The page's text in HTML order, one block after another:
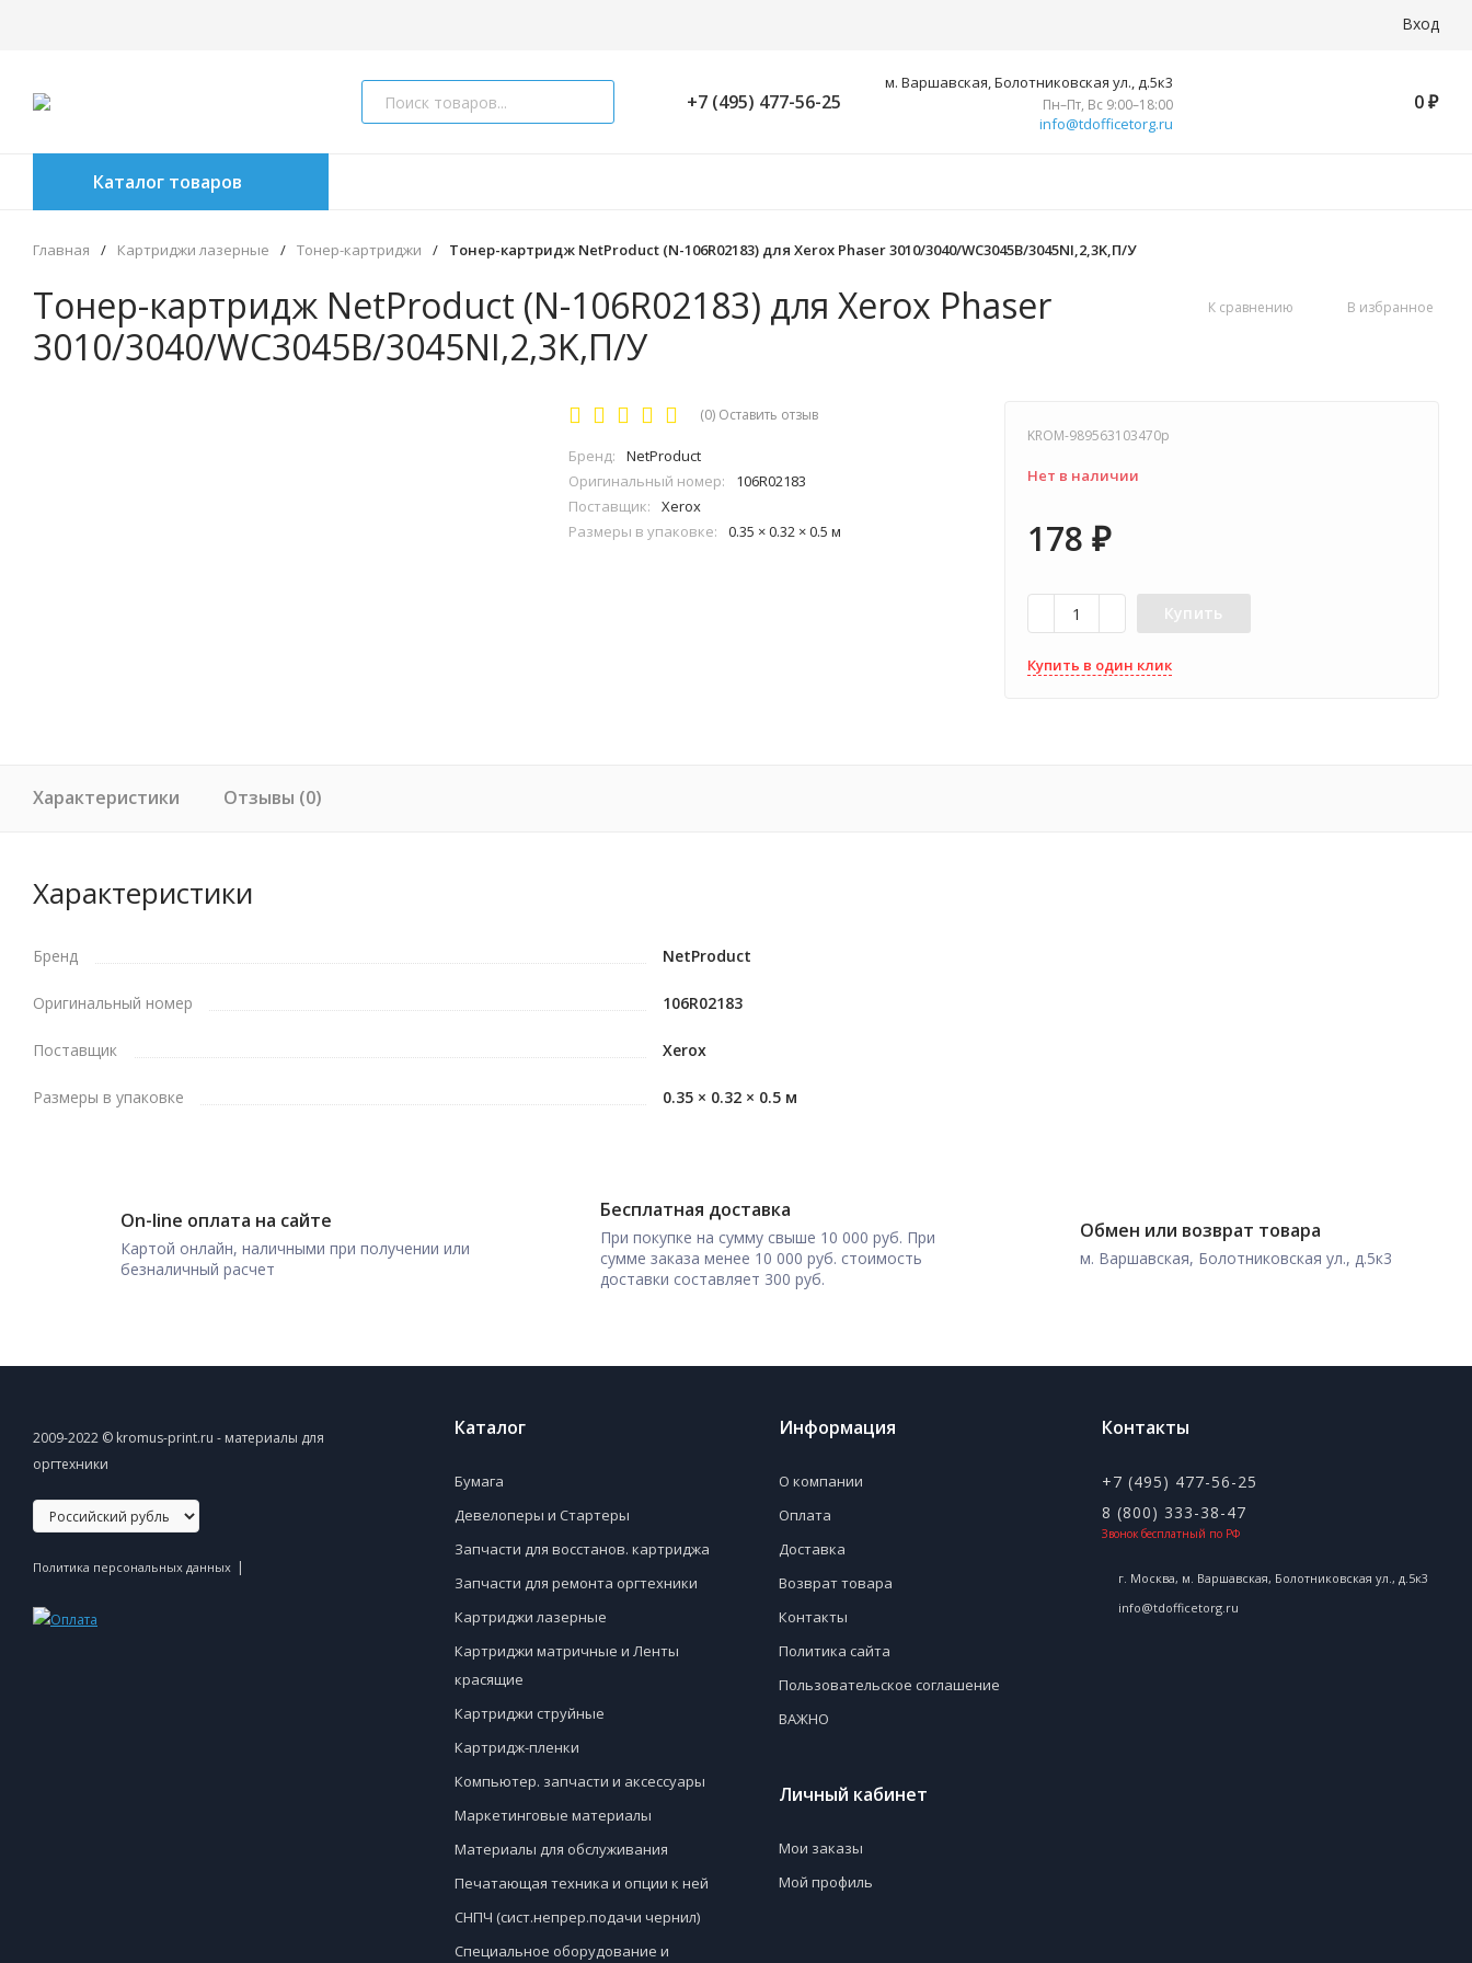
Вход
+7 (495) 477-56-25
м. Варшавская, Болотниковская ул., д.5к3
Пн–Пт, Вс 9:00–18:00
info@tdofficetorg.ru
0 ₽
Каталог товаров
Главная / Картриджи лазерные / Тонер-картриджи / Тонер-картридж NetProduct (N-106R02183) для Xerox Phaser 3010/3040/WC3045B/3045NI,2,3K,П/У
Тонер-картридж NetProduct (N-106R02183) для Xerox Phaser
3010/3040/WC3045B/3045NI,2,3K,П/У
К сравнению В избранное
(0) Оставить отзыв
Бренд:
NetProduct
Оригинальный номер:
106R02183
Поставщик:
Xerox
Размеры в упаковке:
0.35 × 0.32 × 0.5 м
KROM-989563103470p
Нет в наличии
178 ₽
Купить
Купить в один клик
Характеристики Отзывы (0)
Характеристики
Бренд NetProduct
Оригинальный номер 106R02183
Поставщик Xerox
Размеры в упаковке 0.35 × 0.32 × 0.5 м
On-line оплата на сайте
Картой онлайн, наличными при получении или
безналичный расчет
Бесплатная доставка
При покупке на сумму свыше 10 000 руб. При
сумме заказа менее 10 000 руб. стоимость
доставки составляет 300 руб.
Обмен или возврат товара
м. Варшавская, Болотниковская ул., д.5к3
2009-2022 © kromus-print.ru - материалы для
оргтехники
Политика персональных данных |
Каталог
Бумага
Девелоперы и Стартеры
Запчасти для восстанов. картриджа
Запчасти для ремонта оргтехники
Картриджи лазерные
Картриджи матричные и Ленты
красящие
Картриджи струйные
Картридж-пленки
Компьютер. запчасти и аксессуары
Маркетинговые материалы
Материалы для обслуживания
Печатающая техника и опции к ней
СНПЧ (сист.непрер.подачи чернил)
Специальное оборудование и
Информация
О компании
Оплата
Доставка
Возврат товара
Контакты
Политика сайта
Пользовательское соглашение
ВАЖНО
Личный кабинет
Мои заказы
Мой профиль
Контакты
+7 (495) 477-56-25
8 (800) 333-38-47
Звонок бесплатный по РФ
г. Москва, м. Варшавская, Болотниковская ул., д.5к3
info@tdofficetorg.ru